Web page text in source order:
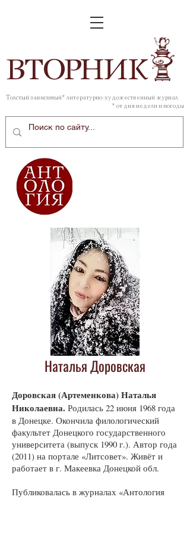
ВТОРНИК
Толстый зависимый* литературно-художественный журнал
* от дня недели и погоды
Наталья Доровская
Доровская (Артеменкова) Наталья
Николаевна. Родилась 22 июня 1968 года
в Донецке. Окончила филологический
факультет Донецкого государственного
университета (выпуск 1990 г.). Автор года
(2011) на портале «Литсовет». Живёт и
работает в г. Макеевка Донецкой обл.
Публиковалась в журналах «Антология